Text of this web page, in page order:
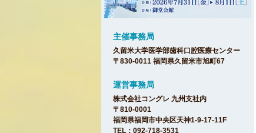
主催事務局
久留米大学医学部歯科口腔医療センター
〒830-0011 福岡県久留米市旭町67
運営事務局
株式会社コングレ 九州支社内
〒810-0001
福岡県福岡市中央区天神1-9-17-11F
TEL：092-718-3531